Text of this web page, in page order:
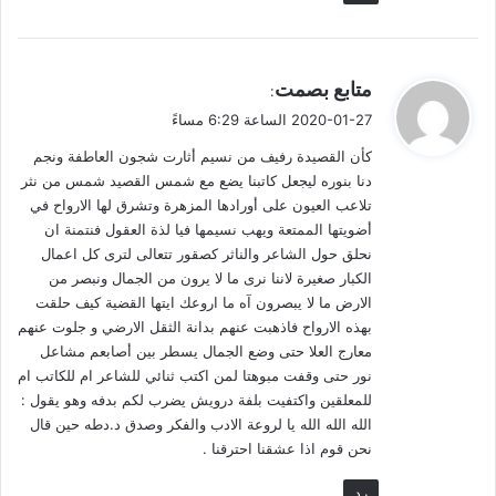
فما كان من هذه الجهود هي عصارة فكر ولسان وقلم، وليل بهيم
ذائبة ذرات الدسم التي تمنحه طاقته ونكهته، وتنتظر منا أن نقتنصها
ونضعها على طاولة الحياة كي تمنح طالبيها الطعم اللذيذ، والنكهة
المنعشة، والحيوية والنشاط والرونق والجمال؛ فالأزاهير التي تنبت
على جانبي الطريق الطويل ضرورة لمواصلة السير حتى النهاية.
أيُّها الحبيب كن كقائدك قنَّاص أفكار، محوَّلًا لبوصلة الأدب إلى قضيته
ألم ترَ كيف جعل الشيخ الدكتور من سُنيِّته موضوع أدبه نثرًا وشعرًا؟!
فتحوَّلت المادة الأدبية إلى طرح لمشكلة غيَّبها العقل الجمعي،
فأعادها إليه العقل القائد.
ل
متابع بصمت:
2020-01-27 الساعة 6:29 مساءً
كأن القصيدة رفيف من نسيم أثارت شجون العاطفة ونجم
دنا بنوره ليجعل كاتبنا يضع مع شمس القصيد شمس من نثر
تلاعب العيون على أورادها المزهرة وتشرق لها الارواح في
أضويتها الممتعة ويهب نسيمها فيا لذة العقول فنتمنة ان
نحلق حول الشاعر والناثر كصقور تتعالى لترى كل اعمال
الكبار صغيرة لاننا نرى ما لا يرون من الجمال ونبصر من
الارض ما لا يبصرون آه ما اروعك ايتها القضية كيف حلقت
بهذه الارواح فاذهبت عنهم بدانة الثقل الارضي و جلوت عنهم
معارج العلا حتى وضع الجمال يسطر بين أصابعم مشاعل
نور حتى وقفت مبوهتا لمن اكتب ثنائي للشاعر ام للكاتب ام
للمعلقين واكتفيت بلفة درويش يضرب لكم بدفه وهو يقول :
الله الله الله يا لروعة الادب والفكر وصدق د.دطه حين قال
نحن قوم اذا عشقنا احترقنا .